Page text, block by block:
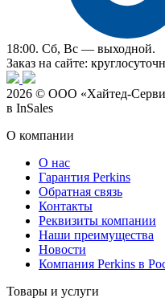
18:00. Сб, Вс — выходной.
Заказ на сайте:
2026 © ООО «Хайтед-
в InSales
О компании
О нас
Гарантия Perkins
Обратная связь
Контакты
Реквизиты компании
Наши преимущества
Новости
Компания Perkins в
Товары и услуги